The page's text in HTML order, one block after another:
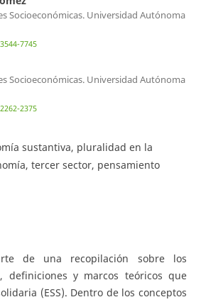
Socioeconómicas. Universidad Autónoma
7745
Socioeconómicas. Universidad Autónoma
2375
sustantiva, pluralidad en la
tercer sector, pensamiento
de una recopilación sobre los
definiciones y marcos teóricos que
(ESS). Dentro de los conceptos